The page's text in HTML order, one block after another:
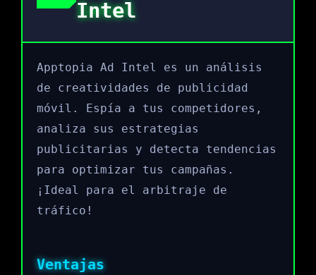
Intel
Apptopia Ad Intel es un análisis
de creatividades de publicidad
móvil. Espía a tus competidores,
analiza sus estrategias
publicitarias y detecta tendencias
para optimizar tus campañas.
¡Ideal para el arbitraje de
tráfico!
Ventajas